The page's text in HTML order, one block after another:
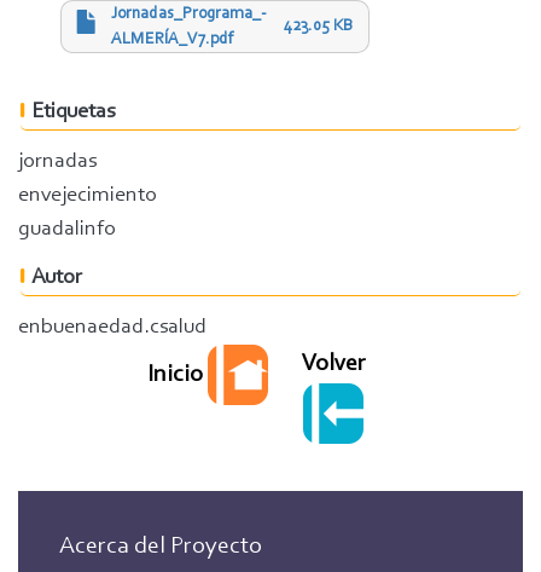
Jornadas_Programa_-
ALMERÍA_V7.pdf
423.05 KB
Etiquetas
jornadas
envejecimiento
guadalinfo
Autor
enbuenaedad.csalud
Inicio Volver
Acerca del Proyecto